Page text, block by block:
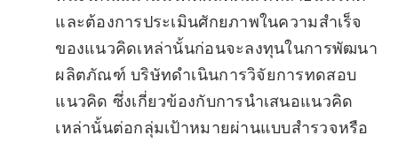
และต้องการประเมินศักยภาพในความสำเร็จ
ของแนวคิดเหล่านั้นก่อนจะลงทุนในการพัฒนา
ผลิตภัณฑ์ บริษัทดำเนินการวิจัยการทดสอบ
แนวคิด ซึ่งเกี่ยวข้องกับการนำเสนอแนวคิด
เหล่านั้นต่อกลุ่มเป้าหมายผ่านแบบสำรวจหรือ